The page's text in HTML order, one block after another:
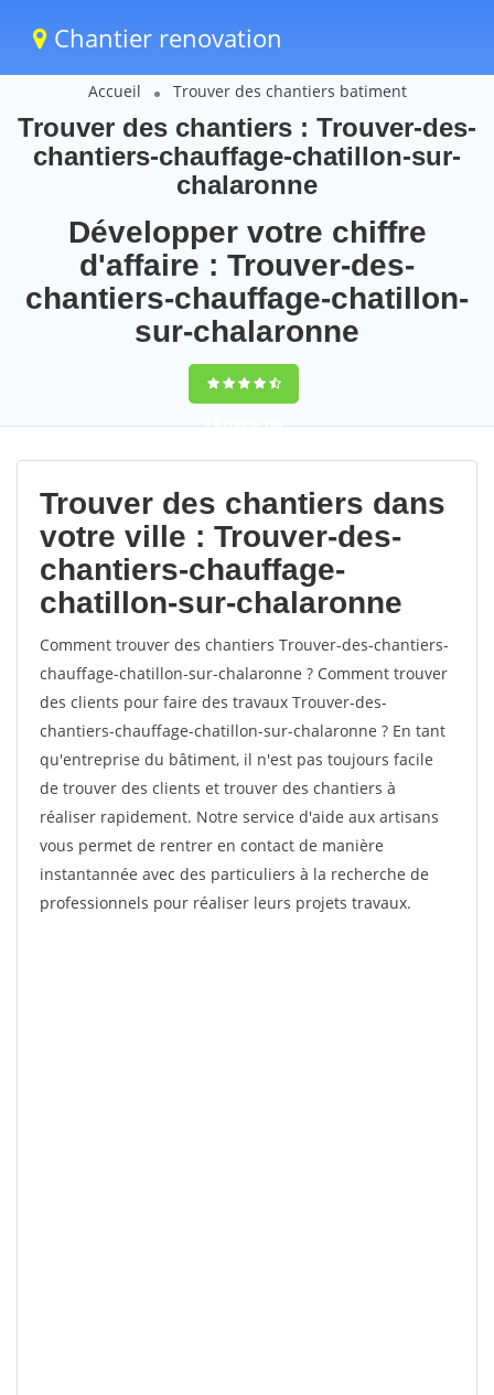
Chantier renovation
Accueil Trouver des chantiers batiment
Trouver des chantiers : Trouver-des-
chantiers-chauffage-chatillon-sur-
chalaronne
Développer votre chiffre
d'affaire : Trouver-des-
chantiers-chauffage-chatillon-
sur-chalaronne
9,5(100%)109
votes
Trouver des chantiers dans
votre ville : Trouver-des-
chantiers-chauffage-
chatillon-sur-chalaronne
Comment trouver des chantiers Trouver-des-chantiers-
chauffage-chatillon-sur-chalaronne ? Comment trouver
des clients pour faire des travaux Trouver-des-
chantiers-chauffage-chatillon-sur-chalaronne ? En tant
qu'entreprise du bâtiment, il n'est pas toujours facile
de trouver des clients et trouver des chantiers à
réaliser rapidement. Notre service d'aide aux artisans
vous permet de rentrer en contact de manière
instantannée avec des particuliers à la recherche de
professionnels pour réaliser leurs projets travaux.